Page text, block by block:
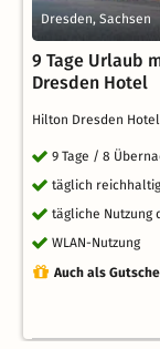
Dresden, Sachsen
9 Tage Urlaub
Dresden Hotel
Hilton Dresden
9 Tage / 8
täglich
tägliche Nutzung
WLAN-Nutzung
Auch als